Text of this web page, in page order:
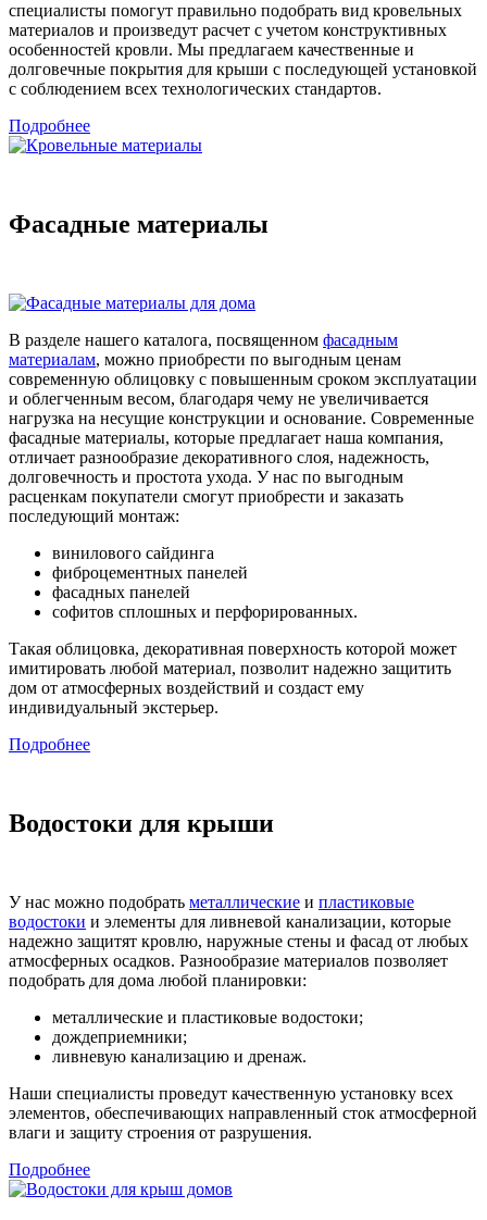
специалисты помогут правильно подобрать вид кровельных
материалов и произведут расчет с учетом конструктивных
особенностей кровли. Мы предлагаем качественные и
долговечные покрытия для крыши с последующей установкой
с соблюдением всех технологических стандартов.
Подробнее
Фасадные материалы
В разделе нашего каталога, посвященном фасадным
материалам, можно приобрести по выгодным ценам
современную облицовку с повышенным сроком эксплуатации
и облегченным весом, благодаря чему не увеличивается
нагрузка на несущие конструкции и основание. Современные
фасадные материалы, которые предлагает наша компания,
отличает разнообразие декоративного слоя, надежность,
долговечность и простота ухода. У нас по выгодным
расценкам покупатели смогут приобрести и заказать
последующий монтаж:
винилового сайдинга
фиброцементных панелей
фасадных панелей
софитов сплошных и перфорированных.
Такая облицовка, декоративная поверхность которой может
имитировать любой материал, позволит надежно защитить
дом от атмосферных воздействий и создаст ему
индивидуальный экстерьер.
Подробнее
Водостоки для крыши
У нас можно подобрать металлические и пластиковые
водостоки и элементы для ливневой канализации, которые
надежно защитят кровлю, наружные стены и фасад от любых
атмосферных осадков. Разнообразие материалов позволяет
подобрать для дома любой планировки:
металлические и пластиковые водостоки;
дождеприемники;
ливневую канализацию и дренаж.
Наши специалисты проведут качественную установку всех
элементов, обеспечивающих направленный сток атмосферной
влаги и защиту строения от разрушения.
Подробнее